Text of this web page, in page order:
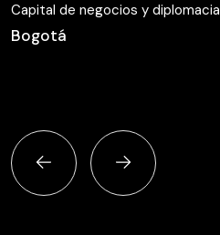
Capital de negocios y diplomacia
Bogotá